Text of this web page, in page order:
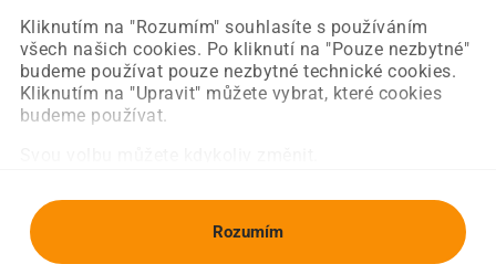
Kliknutím na "Rozumím" souhlasíte s používáním
všech našich cookies. Po kliknutí na "Pouze nezbytné"
budeme používat pouze nezbytné technické cookies.
Kliknutím na "Upravit" můžete vybrat, které cookies
budeme používat.
Rozumím
Obnovit stránku Úvodní strana